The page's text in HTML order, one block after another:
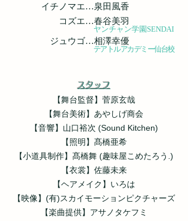
イチノマエ…泉田風香
コズエ…春谷美羽
ヤンチャン学園SENDAI
ジュウゴ…相澤幸優
テアトルアカデミー仙台校
スタッフ
【舞台監督】菅原玄哉
【舞台美術】あやしげ商会
【音響】山口裕次 (Sound Kitchen)
【照明】髙橋亜希
【小道具制作】髙橋舞 (趣味屋こめたろう.)
【衣裳】佐藤未来
【ヘアメイク】いろは
【映像】(有)スカイモーションピクチャーズ
【楽曲提供】アサノタケフミ